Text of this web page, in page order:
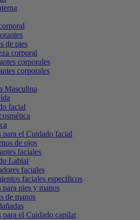
de pies
corporal
corporales
corporales
Masculina
facial
para el Cuidado facial
de ojos
faciales
Labial
faciales
faciales específicos
para pies y manos
de manos
para el Cuidado capilar